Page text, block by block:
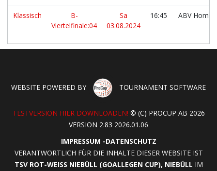
Klassisch
B-
Viertelfinale:04
Sa
03.08.2024
16:45 ABV
WEBSITE POWERED BY TOURNAMENT SOFTWARE
TESTVERSION HIER DOWNLOADEN! © (C) PROCUP AB 2026
VERSION 2.83 2026.01.06
IMPRESSUM -DATENSCHUTZ
VERANTWORTLICH FÜR DIE INHALTE DIESER WEBSITE IST
TSV ROT-WEISS NIEBÜLL (GOALLEGEN CUP), NIEBÜLL
IM